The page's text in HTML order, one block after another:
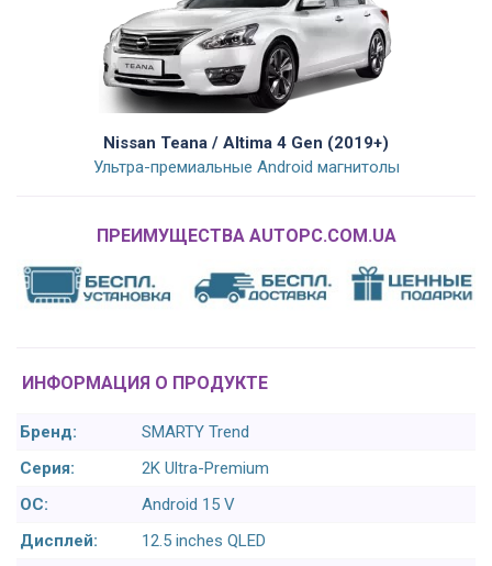
Nissan Teana / Altima 4 Gen (2019+)
Ультра-премиальные Android магнитолы
ПРЕИМУЩЕСТВА AUTOPC.COM.UA
ИНФОРМАЦИЯ О ПРОДУКТЕ
Бренд:
SMARTY Trend
Серия:
2K Ultra-Premium
ОС:
Android 15 V
Дисплей:
12.5 inches QLED